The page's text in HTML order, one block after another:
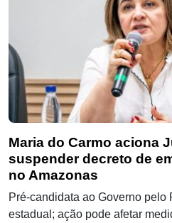
Maria do Carmo aciona
suspender decreto de
no Amazonas
Pré-candidata ao Governo pelo
estadual; ação pode afetar